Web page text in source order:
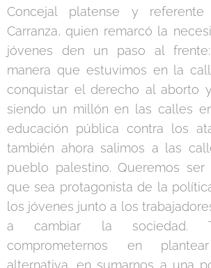
Concejal platense y referente
Carranza, quien remarcó la
jóvenes den un paso al
manera que estuvimos en la
conquistar el derecho al aborto
siendo un millón en las calles
educación pública contra los
también ahora salimos a las
pueblo palestino. Queremos ser
que sea protagonista de la
los jóvenes junto a los
a cambiar la sociedad.
comprometernos en
alternativa, en sumarnos a una